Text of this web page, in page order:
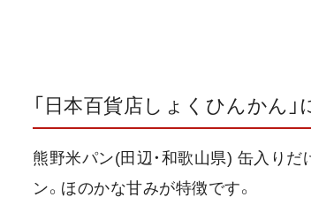
「日本百貨店しょくひんかん
熊野米パン(田辺・和歌山県) 缶入り
ン。ほのかな甘みが特徴です。